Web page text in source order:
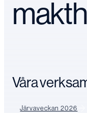
Våra
Järvaveckan 2026